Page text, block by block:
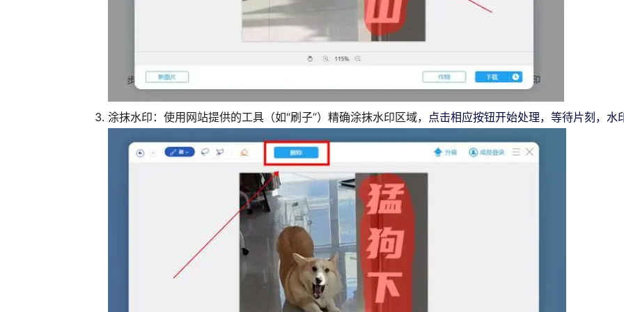
涂抹水印 ：使用网站提供的工具（如“刷子”）精确涂抹水印区域， 点击相应按钮开始处理，等待片刻，水